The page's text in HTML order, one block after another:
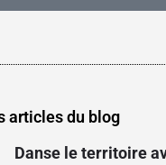
articles du blog
Danse le territoire